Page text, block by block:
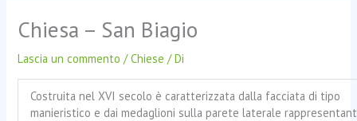
Chiesa – San Biagio
Lascia un commento /Chiese / Di
Costruita nel XVI secolo è caratterizzata dalla facciata di tipo
manieristico e dai medaglioni sulla parete laterale